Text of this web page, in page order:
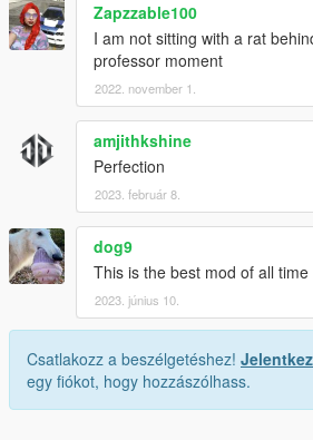
Zapzzable100
I am not sitting with a rat
professor moment
2022. november 1.
amjithkshine
Perfection
2023. február 8.
dog9
This is the best mod of all time
2023. június 10.
Csatlakozz a beszélgetéshez!
egy fiókot, hogy hozzászólhass.